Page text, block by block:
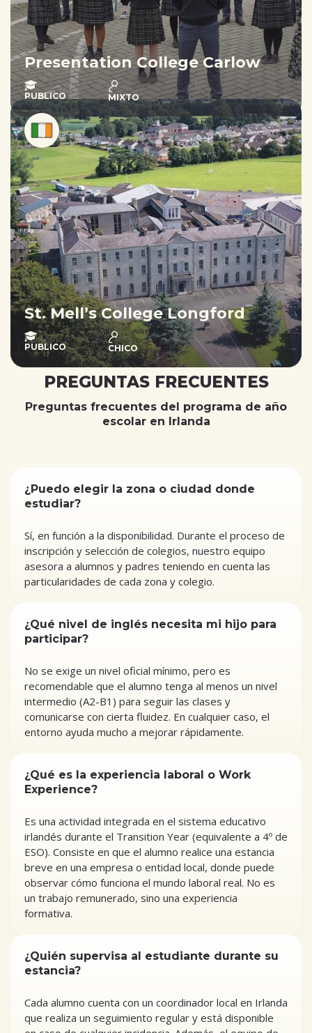
Presentation College Carlow
PUBLICO MIXTO
St. Mell’s College Longford
PUBLICO CHICO
PREGUNTAS FRECUENTES
Preguntas frecuentes del programa de año
escolar en Irlanda
¿Puedo elegir la zona o ciudad donde
estudiar?
Sí, en función a la disponibilidad. Durante el proceso de
inscripción y selección de colegios, nuestro equipo
asesora a alumnos y padres teniendo en cuenta las
particularidades de cada zona y colegio.
¿Qué nivel de inglés necesita mi hijo para
participar?
No se exige un nivel oficial mínimo, pero es
recomendable que el alumno tenga al menos un nivel
intermedio (A2-B1) para seguir las clases y
comunicarse con cierta fluidez. En cualquier caso, el
entorno ayuda mucho a mejorar rápidamente.
¿Qué es la experiencia laboral o Work
Experience?
Es una actividad integrada en el sistema educativo
irlandés durante el Transition Year (equivalente a 4º de
ESO). Consiste en que el alumno realice una estancia
breve en una empresa o entidad local, donde puede
observar cómo funciona el mundo laboral real. No es
un trabajo remunerado, sino una experiencia
formativa.
¿Quién supervisa al estudiante durante su
estancia?
Cada alumno cuenta con un coordinador local en Irlanda
que realiza un seguimiento regular y está disponible